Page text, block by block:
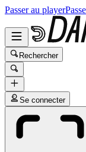
Passer au player
Rechercher
Se connecter